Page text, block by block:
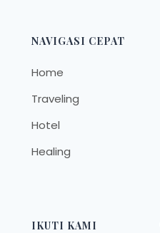
NAVIGASI CEPAT
Home
Traveling
Hotel
Healing
IKUTI KAMI